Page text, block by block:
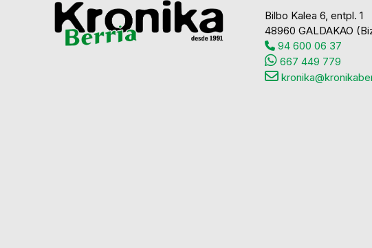
Bilbo Kalea 6, entpl. 1
48960 GALDAKAO
94 600 06 37
667 449 779